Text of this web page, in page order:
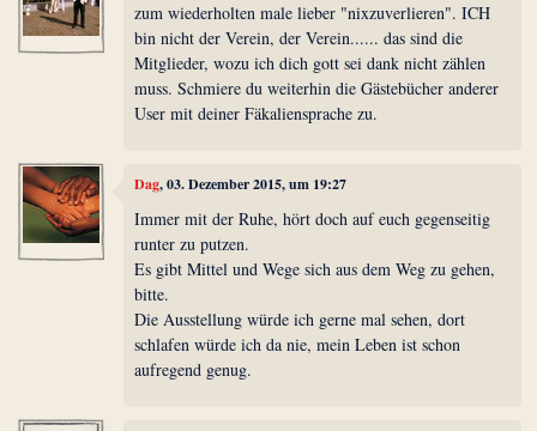
zum wiederholten male lieber "nixzuverlieren". ICH
bin nicht der Verein, der Verein...... das sind die
Mitglieder, wozu ich dich gott sei dank nicht zählen
muss. Schmiere du weiterhin die Gästebücher anderer
User mit deiner Fäkaliensprache zu.
Dag, 03. Dezember 2015, um 19:27
Immer mit der Ruhe, hört doch auf euch gegenseitig
runter zu putzen.
Es gibt Mittel und Wege sich aus dem Weg zu gehen,
bitte.
Die Ausstellung würde ich gerne mal sehen, dort
schlafen würde ich da nie, mein Leben ist schon
aufregend genug.